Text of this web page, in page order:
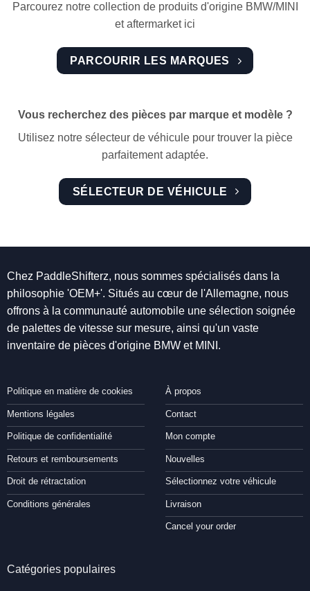
Parcourez notre collection de produits d'origine BMW/MINI
et aftermarket ici
PARCOURIR LES MARQUES
Vous recherchez des pièces par marque et modèle ?
Utilisez notre sélecteur de véhicule pour trouver la pièce
parfaitement adaptée.
SÉLECTEUR DE VÉHICULE
Chez PaddleShifterz, nous sommes spécialisés dans la
philosophie 'OEM+'. Situés au cœur de l'Allemagne, nous
offrons à la communauté automobile une sélection soignée
de palettes de vitesse sur mesure, ainsi qu'un vaste
inventaire de pièces d'origine BMW et MINI.
Politique en matière de cookies
Mentions légales
Politique de confidentialité
Retours et remboursements
Droit de rétractation
Conditions générales
À propos
Contact
Mon compte
Nouvelles
Sélectionnez votre véhicule
Livraison
Cancel your order
Catégories populaires